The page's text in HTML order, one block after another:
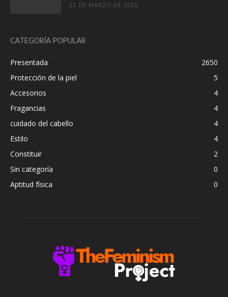
22 DE MARZO DE 2025
CATEGORÍA POPULAR
Presentada
2650
Protección de la piel
5
Accesorios
4
Fragancias
4
cuidado del cabello
4
Estilo
4
Constituir
2
Sin categoría
0
Aptitud física
0